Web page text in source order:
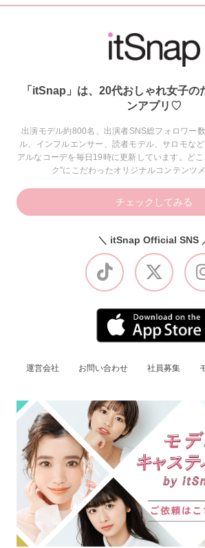
「itSnap」は、20代おしゃれ女子の
ンアプリ♡
出演モデル約800名、出演者SNS総フォロワー
ル、インフルエンサー、読者モデル、サロモな
アルなコーデを毎日19時に更新しています。ど
ク”にこだわったオリジナルコンテンツ
チェックしてみる
＼ itSnap Official SNS
運営会社 お問い合わせ 社員募集